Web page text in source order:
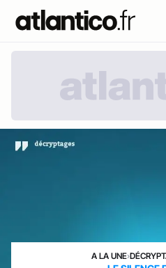
A LA UNE›